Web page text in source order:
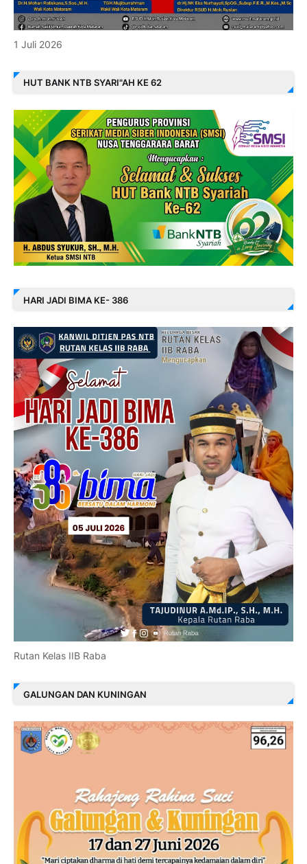
1 Juli 2026
HUT BANK NTB SYARI"AH KE 62
HARI JADI BIMA KE- 386
Rutan Kelas IIB Raba
GALUNGAN DAN KUNINGAN